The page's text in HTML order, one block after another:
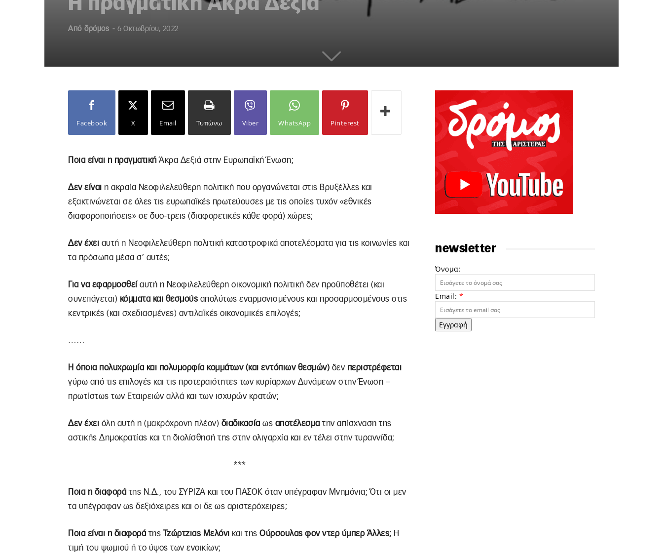
Η πραγματική Άκρα Δεξιά
Από δρόμος - 6 Οκτωβρίου, 2022
Facebook X Email Τυπώνω Viber WhatsApp Pinterest
Ποια είναι η πραγματική Άκρα Δεξιά στην Ευρωπαϊκή Ένωση;
Δεν είναι η ακραία Νεοφιλελεύθερη πολιτική που οργανώνεται στις Βρυξέλλες και
εξακτινώνεται σε όλες τις ευρωπαϊκές πρωτεύουσες με τις οποίες τυχόν «εθνικές
διαφοροποιήσεις» σε δυο-τρεις (διαφορετικές κάθε φορά) χώρες;
Δεν έχει αυτή η Νεοφιλελεύθερη πολιτική καταστροφικά αποτελέσματα για τις κοινωνίες και
τα πρόσωπα μέσα σ’ αυτές;
Για να εφαρμοσθεί αυτή η Νεοφιλελεύθερη οικονομική πολιτική δεν προϋποθέτει (και
συνεπάγεται) κόμματα και θεσμούς απολύτως εναρμονισμένους και προσαρμοσμένους στις
κεντρικές (και σχεδιασμένες) αντιλαϊκές οικονομικές επιλογές;
……
Η όποια πολυχρωμία και πολυμορφία κομμάτων (και εντόπιων θεσμών) δεν περιστρέφεται
γύρω από τις επιλογές και τις προτεραιότητες των κυρίαρχων Δυνάμεων στην Ένωση –
πρωτίστως των Εταιρειών αλλά και των ισχυρών κρατών;
Δεν έχει όλη αυτή η (μακρόχρονη πλέον) διαδικασία ως αποτέλεσμα την απίσχναση της
αστικής Δημοκρατίας και τη διολίσθησή της στην ολιγαρχία και εν τέλει στην τυραννίδα;
***
Ποια η διαφορά της Ν.Δ., του ΣΥΡΙΖΑ και του ΠΑΣΟΚ όταν υπέγραφαν Μνημόνια; Ότι οι μεν
τα υπέγραφαν ως δεξιόχειρες και οι δε ως αριστερόχειρες;
Ποια είναι η διαφορά της Τζώρτζιας Μελόνι και της Ούρσουλας φον ντερ ύμπερ Άλλες; Η
τιμή του ψωμιού ή το ύψος των ενοικίων;
newsletter
Όνομα:
Email: *
Εγγραφή